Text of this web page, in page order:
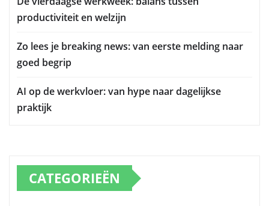
productiviteit en welzijn
Zo lees je breaking news: van eerste melding naar
goed begrip
AI op de werkvloer: van hype naar dagelijkse
praktijk
CATEGORIEËN